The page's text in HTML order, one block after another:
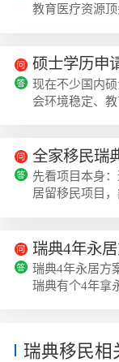
教育医疗资源
类深耕欧洲移
路径与北京申
路径就是雇主
拿到长期工作
现在不少国内
会环境稳定、
的申请者，他
申请成功率，
配当地合规雇
先看项目本身
居留移民项目
可以递交永居
经营管理，也
多人考虑瑞典
的生活方式。
瑞典4年永居方
瑞典有个4年拿
完你心里就有
瑞典移民相